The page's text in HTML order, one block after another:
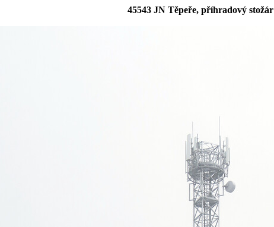
45543 JN Těpeře, příhradový stožár